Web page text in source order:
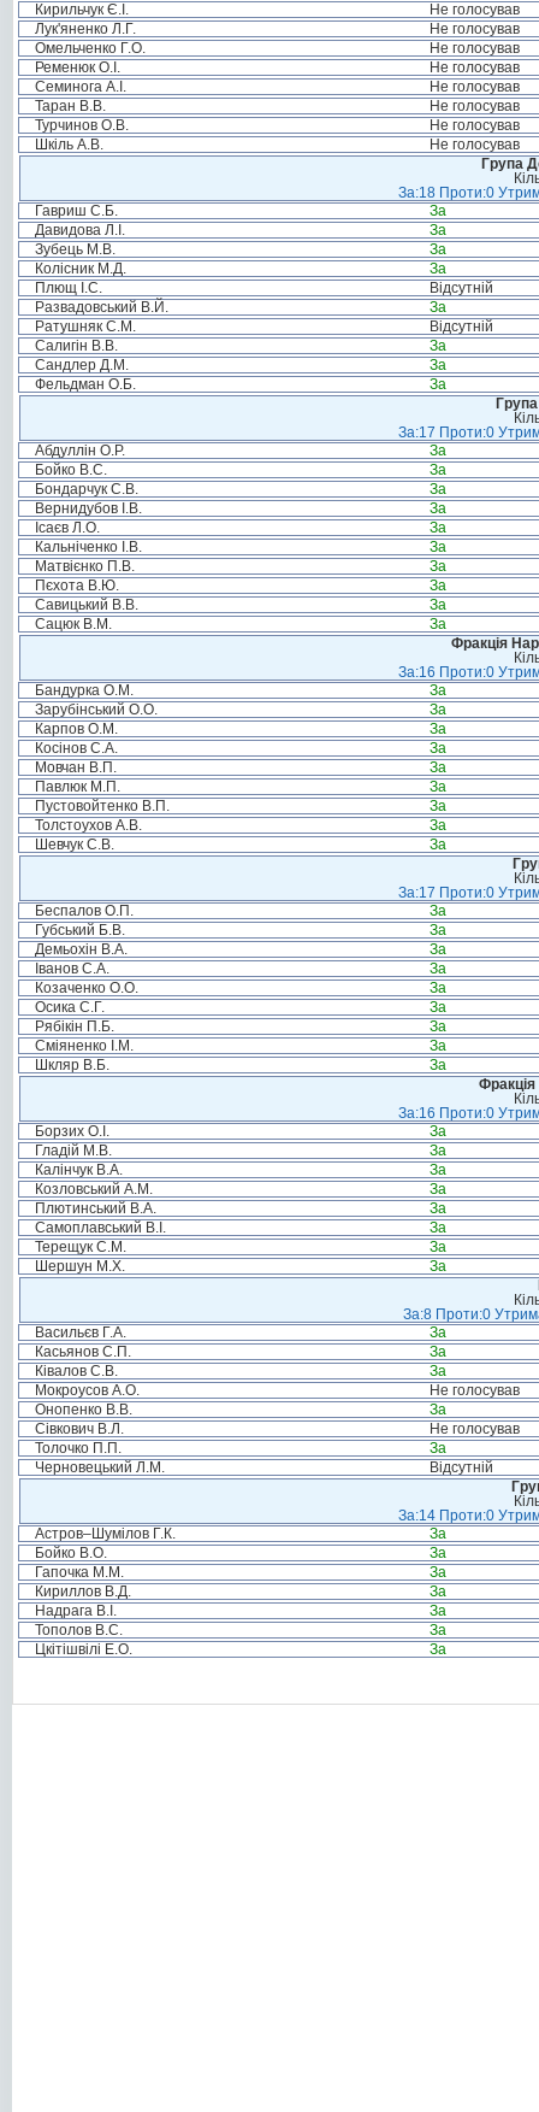
Кирильчук Є.І.
Не голосував
Лук'яненко Л.Г.
Не голосував
Омельченко Г.О.
Не голосував
Ременюк О.І.
Не голосував
Семинога А.І.
Не голосував
Таран В.В.
Не голосував
Турчинов О.В.
Не голосував
Шкіль А.В.
Не голосував
Група
За:18 Проти:0
Гавриш С.Б.
За
Давидова Л.І.
За
Зубець М.В.
За
Колісник М.Д.
За
Плющ І.С.
Відсутній
Развадовський В.Й.
За
Ратушняк С.М.
Відсутній
Салигін В.В.
За
Сандлер Д.М.
За
Фельдман О.Б.
За
За:17 Проти:0
Абдуллін О.Р.
За
Бойко В.С.
За
Бондарчук С.В.
За
Вернидубов І.В.
За
Ісаєв Л.О.
За
Кальніченко І.В.
За
Матвієнко П.В.
За
Пєхота В.Ю.
За
Савицький В.В.
За
Сацюк В.М.
За
Фракція
За:16 Проти:0
Бандурка О.М.
За
Зарубінський О.О.
За
Карпов О.М.
За
Косінов С.А.
За
Мовчан В.П.
За
Павлюк М.П.
За
Пустовойтенко В.П.
За
Толстоухов А.В.
За
Шевчук С.В.
За
За:17 Проти:0
Беспалов О.П.
За
Губський Б.В.
За
Демьохін В.А.
За
Іванов С.А.
За
Козаченко О.О.
За
Осика С.Г.
За
Рябікін П.Б.
За
Сміяненко І.М.
За
Шкляр В.Б.
За
Фракція
За:16 Проти:0
Борзих О.І.
За
Гладій М.В.
За
Калінчук В.А.
За
Козловський А.М.
За
Плютинський В.А.
За
Самоплавський В.І.
За
Терещук С.М.
За
Шершун М.Х.
За
За:8 Проти:0
Васильєв Г.А.
За
Касьянов С.П.
За
Ківалов С.В.
За
Мокроусов А.О.
Не голосував
Онопенко В.В.
За
Сівкович В.Л.
Не голосував
Толочко П.П.
За
Черновецький Л.М.
Відсутній
За:14 Проти:0
Астров–Шумілов Г.К.
За
Бойко В.О.
За
Гапочка М.М.
За
Кириллов В.Д.
За
Надрага В.І.
За
Тополов В.С.
За
Цкітішвілі Е.О.
За